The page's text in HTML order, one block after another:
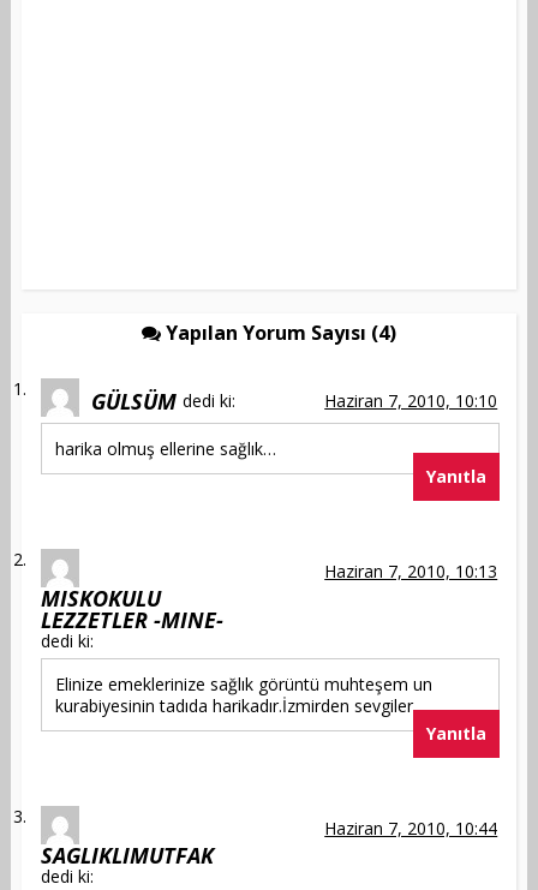
Yapılan Yorum Sayısı (4)
GÜLSÜM dedi ki: Haziran 7, 2010, 10:10
harika olmuş ellerine sağlık…
Yanıtla
MISKOKULU
LEZZETLER -MINE-
dedi ki:
Haziran 7, 2010, 10:13
Elinize emeklerinize sağlık görüntü muhteşem un
kurabiyesinin tadıda harikadır.İzmirden sevgiler…
Yanıtla
SAGLIKLIMUTFAK
dedi ki:
Haziran 7, 2010, 10:44